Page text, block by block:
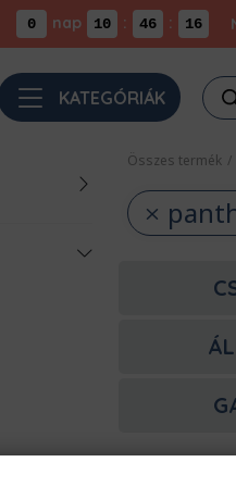
0 nap 10 : 46 : 16
KATEGÓRIÁK
Összes termék /